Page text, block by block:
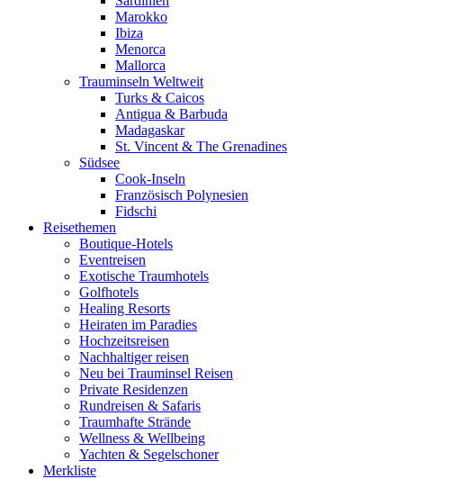
Marokko
Ibiza
Menorca
Mallorca
Trauminseln Weltweit
Turks & Caicos
Antigua & Barbuda
Madagaskar
St. Vincent & The Grenadines
Südsee
Cook-Inseln
Französisch Polynesien
Fidschi
Reisethemen
Boutique-Hotels
Eventreisen
Exotische Traumhotels
Golfhotels
Healing Resorts
Heiraten im Paradies
Hochzeitsreisen
Nachhaltiger reisen
Neu bei Trauminsel Reisen
Private Residenzen
Rundreisen & Safaris
Traumhafte Strände
Wellness & Wellbeing
Yachten & Segelschoner
Merkliste